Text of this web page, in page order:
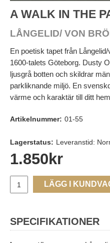
A WALK IN THE
LÅNGELID/ VON
En poetisk tapet från
1600-talets Göteborg. Dusty
ljusgrå botten och skildrar
parkliknande miljö. En
värme och karaktär till ditt
Artikelnummer: 01-55
Lagerstatus: Leveranstid:
1.850 kr
LÄGG I
SPECIFIKATIONER